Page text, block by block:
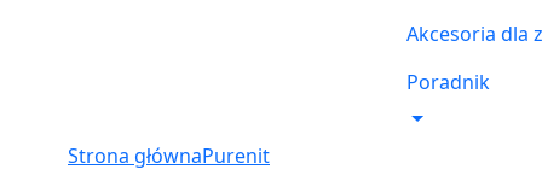
Akcesoria dla
Poradnik
Strona głównaPurenit